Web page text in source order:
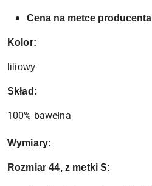
Cena na metce
Kolor:
liliowy
Skład:
100% bawełna
Wymiary:
Rozmiar 44, z metki S: